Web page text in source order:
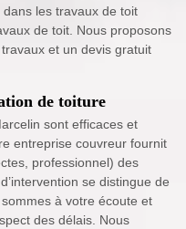
les travaux de toit
de toit. Nous proposons
et un devis gratuit
de toiture
sont efficaces et
entreprise couvreur fournit
professionnel) des
se distingue de
à votre écoute et
des délais. Nous